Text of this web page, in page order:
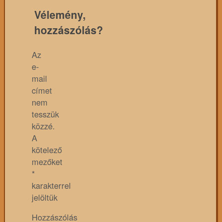
Vélemény,
hozzászólás?
Az
e-
mail
címet
nem
tesszük
közzé.
A
kötelező
mezőket
*
karakterrel
jelöltük
Hozzászólás